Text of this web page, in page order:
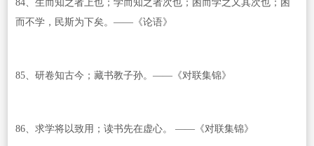
84、生而知之者上也；学而知之者次也；困而学之又其次也；困
而不学，民斯为下矣。——《论语》
85、研卷知古今；藏书教子孙。——《对联集锦》
86、求学将以致用；读书先在虚心。 ——《对联集锦》